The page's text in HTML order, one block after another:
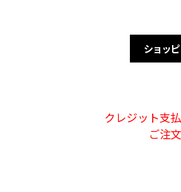
ショッ
クレジット支
ご注